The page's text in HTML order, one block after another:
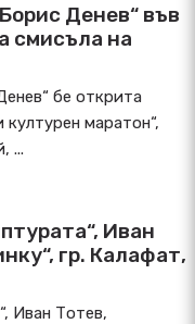
Денев“ във
смисъла на
бе открита
маратон“,
...
Иван
гр. Калафат,
Иван Тотев,